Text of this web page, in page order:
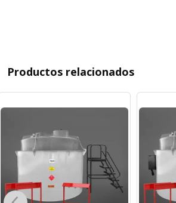
Productos relacionados